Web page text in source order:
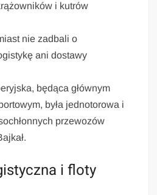
i kutrów
nie zadbali o
ani dostawy
będąca głównym
była jednotorowa i
przewozów
i floty